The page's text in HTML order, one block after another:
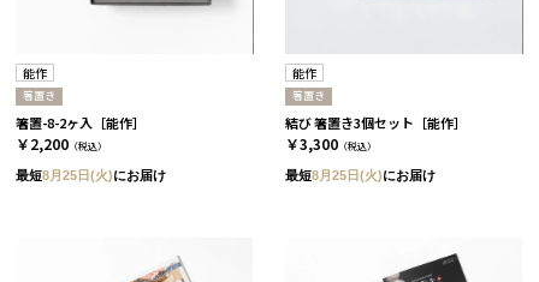
能作
箸置き
箸置-8-2ヶ入［能作］
￥2,200 （税込）
最短8月25日(火)にお届け
能作
箸置き
結び 箸置き3個セット［能作］
￥3,300 （税込）
最短8月25日(火)にお届け